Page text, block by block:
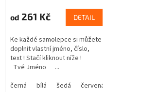
od 261 Kč DETAIL
Ke každé samolepce si můžete
doplnit vlastní jméno, číslo,
text ! Stačí kliknout níže !
Tvé Jméno ...
černá
bílá šedá červená